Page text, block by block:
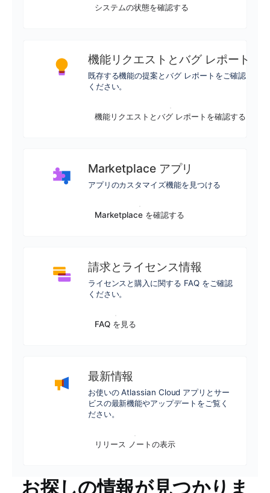
システムの状態を確認する
機能リクエストとバグ レポート
既存する機能の提案とバグ レポートをご確認
ください。
機能リクエストとバグ レポートを確認する
Marketplace アプリ
アプリのカスタマイズ機能を見つける
Marketplace を確認する
請求とライセンス情報
ライセンスと購入に関する FAQ をご確認
ください。
FAQ を見る
最新情報
お使いの Atlassian Cloud アプリとサー
ビスの最新機能やアップデートをご覧く
ださい。
リリース ノートの表示
お探しの情報が見つかりま